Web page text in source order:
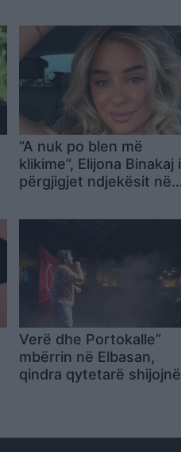
“A nuk po blen më
klikime”, Elijona Binakaj i
përgjigjet ndjekësit në
Verë dhe Portokalle”
mbërrin në Elbasan,
qindra qytetarë shijojnë